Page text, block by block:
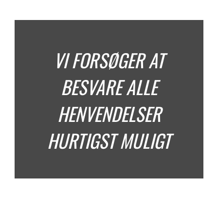
VI FORSØGER AT
BESVARE ALLE
HENVENDELSER
HURTIGST MULIGT